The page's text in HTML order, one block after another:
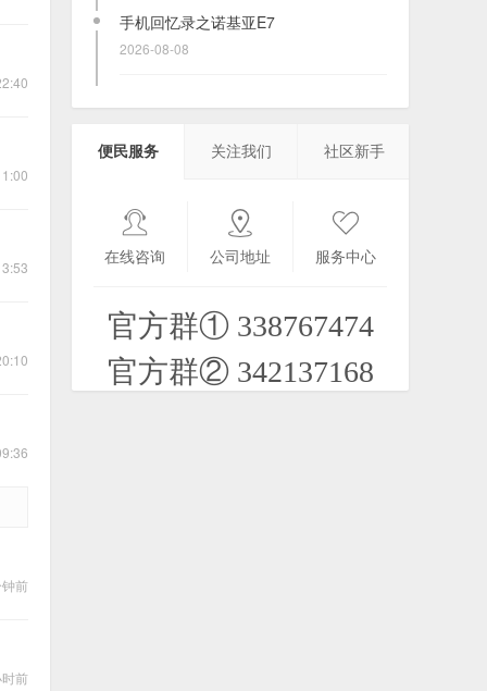
手机回忆录之诺基亚E7
2021-03-23
【PPC】游戏辅助蓝牙手柄BGP100驱
动及PhoneJoy 0.95d5 JAVA神器
诺基亚C7-00怀旧
2025-08-01
便民服务 关注我们 社区新手
在线咨询 公司地址 服务中心
官方群① 338767474
官方群② 342137168
前
前